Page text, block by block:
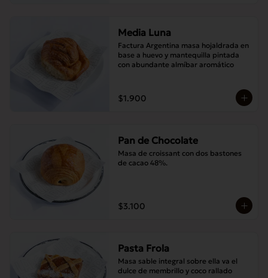
Media Luna
Factura Argentina masa hojaldrada en
base a huevo y mantequilla pintada
con abundante almíbar aromático
$1.900
Pan de Chocolate
Masa de croissant con dos bastones
de cacao 48%.
$3.100
Pasta Frola
Masa sable integral sobre ella va el
dulce de membrillo y coco rallado